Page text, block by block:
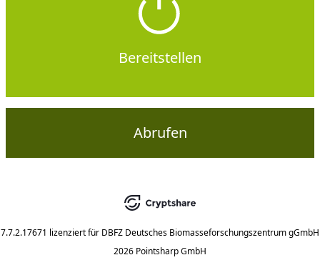
Bereitstellen
Abrufen
7.7.2.17671 lizenziert für DBFZ Deutsches Biomasseforschungszentrum gGmbH
2026 Pointsharp GmbH